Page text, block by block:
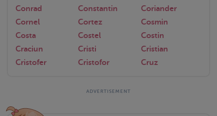
Conrad
Constantin
Coriander
Cornel
Cortez
Cosmin
Costa
Costel
Costin
Craciun
Cristi
Cristian
Cristofer
Cristofor Cruz